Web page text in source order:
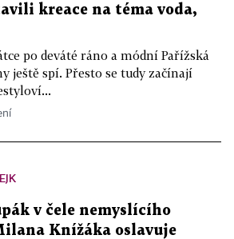
kreace na téma voda,
po deváté ráno a módní Pařížská
ještě spí. Přesto se tudy začínají
v čele nemyslícího
Knížáka oslavuje